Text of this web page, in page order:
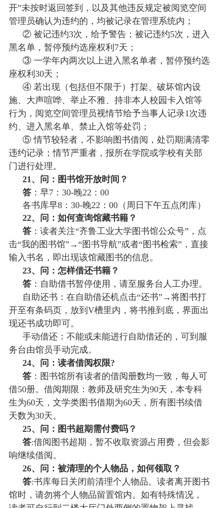
开”未按时返回签到，以及其他违反规定被阅览空间
管理员确认为违约的，均被记录在管理系统内；
② 被记违约3次，给予警告；被记违约5次，进入
黑名单，暂停预约选座权利7天；
③ 一学年内两次以上进入黑名单者，暂停预约选
座权利30天；
④ 若出现（包括但不限于）打架、破坏馆内设
施、大声喧哗、举止不雅、持非本人校园卡入馆等
行为，阅览空间管理员视情节给予当事人记录1次违
约、进入黑名单、禁止入馆等处罚；
⑤ 情节较轻者，不影响图书借阅，处罚期满清零
违约记录；情节严重者，报所在学院或学校有关部
门进行处理。
21、问：图书馆开放时间？
答：早7：30-晚22：00
各书库早8：30-晚22：00（周日下午五点闭库）
22、问：如何查询馆藏书籍？
答：读者关注“齐鲁工业大学图书馆公众号”，点
击“我的图书馆”→“图书导航”或者“图书检索”，直接
输入书名，即出现该馆藏图书的信息。
23、问：怎样借还书籍？
答：自助借书暂停使用，请至服务台人工办理。
自助还书：在自助借还机点击“还书”→将图书打
开至有条码页，放到V槽里内，将书推到底，界面出
现还书成功即可。
手动借还：不能或未能进行自助借还的，可到服
务台由馆员手动完成。
24、问：读者借阅权限?
答：图书馆所有读者的借阅册数均一致，每人可
借50册。借阅期限：教师及研究生为90天，本专科
生为60天，文学类图书借期为60天，所有图书续借
天数为30天。
25、问：图书超期需付费吗？
答:借阅图书超期，暂不收取资源占用费，但会影
响继续借阅。
26、问：被清理的个人物品，如何领取？
答:书库每日关闭前清理个人物品。读者离开图书
馆时，请勿将个人物品留置馆内。如有特殊情况，